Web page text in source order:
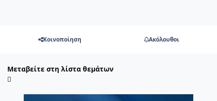
Κοινοποίηση Ακόλουθοι
Μεταβείτε στη λίστα θεμάτων